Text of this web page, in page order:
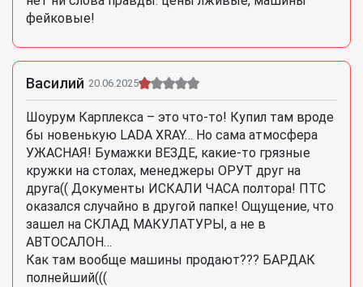
фейковые!
Василий 20.06.2025
Шоурум Карплекса – это что-то! Купил там вроде
бы новенькую LADA XRAY… Но сама атмосфера
УЖАСНАЯ! Бумажки ВЕЗДЕ, какие-то грязные
кружки на столах, менеджеры ОРУТ друг на
друга(( Документы ИСКАЛИ ЧАСА полтора! ПТС
оказался случайно в другой папке! Ощущение, что
зашел на СКЛАД МАКУЛАТУРЫ, а не в
АВТОСАЛОН…
Как там вообще машины продают??? БАРДАК
полнейший(((